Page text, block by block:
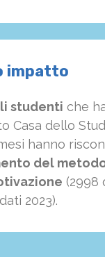
impatto
studenti che
Casa dello
hanno
del
(2998
2023).